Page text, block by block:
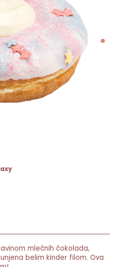
mlečnih čokolada,
belim kinder filom. Ova